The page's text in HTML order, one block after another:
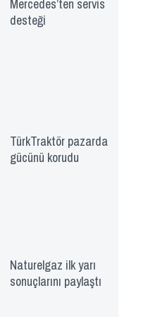
Mercedes’ten servis
desteği
TürkTraktör pazarda
gücünü korudu
Naturelgaz ilk yarı
sonuçlarını paylaştı